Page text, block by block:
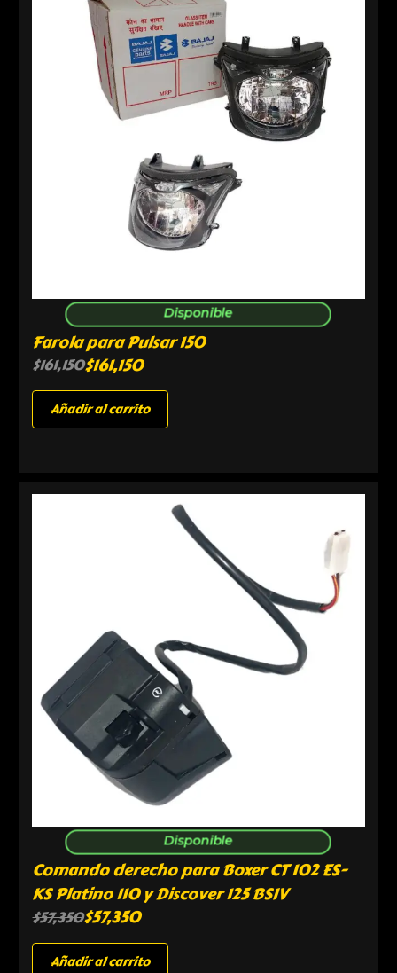
Disponible
Farola para Pulsar 150
$161,150$161,150
Añadir al carrito
Disponible
Comando derecho para Boxer CT 102 ES-
KS Platino 110 y Discover 125 BSIV
$57,350$57,350
Añadir al carrito